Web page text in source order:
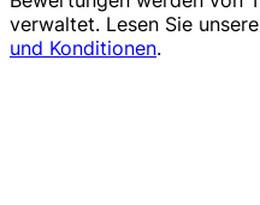
verwaltet. Lesen Sie unsere
und Konditionen.